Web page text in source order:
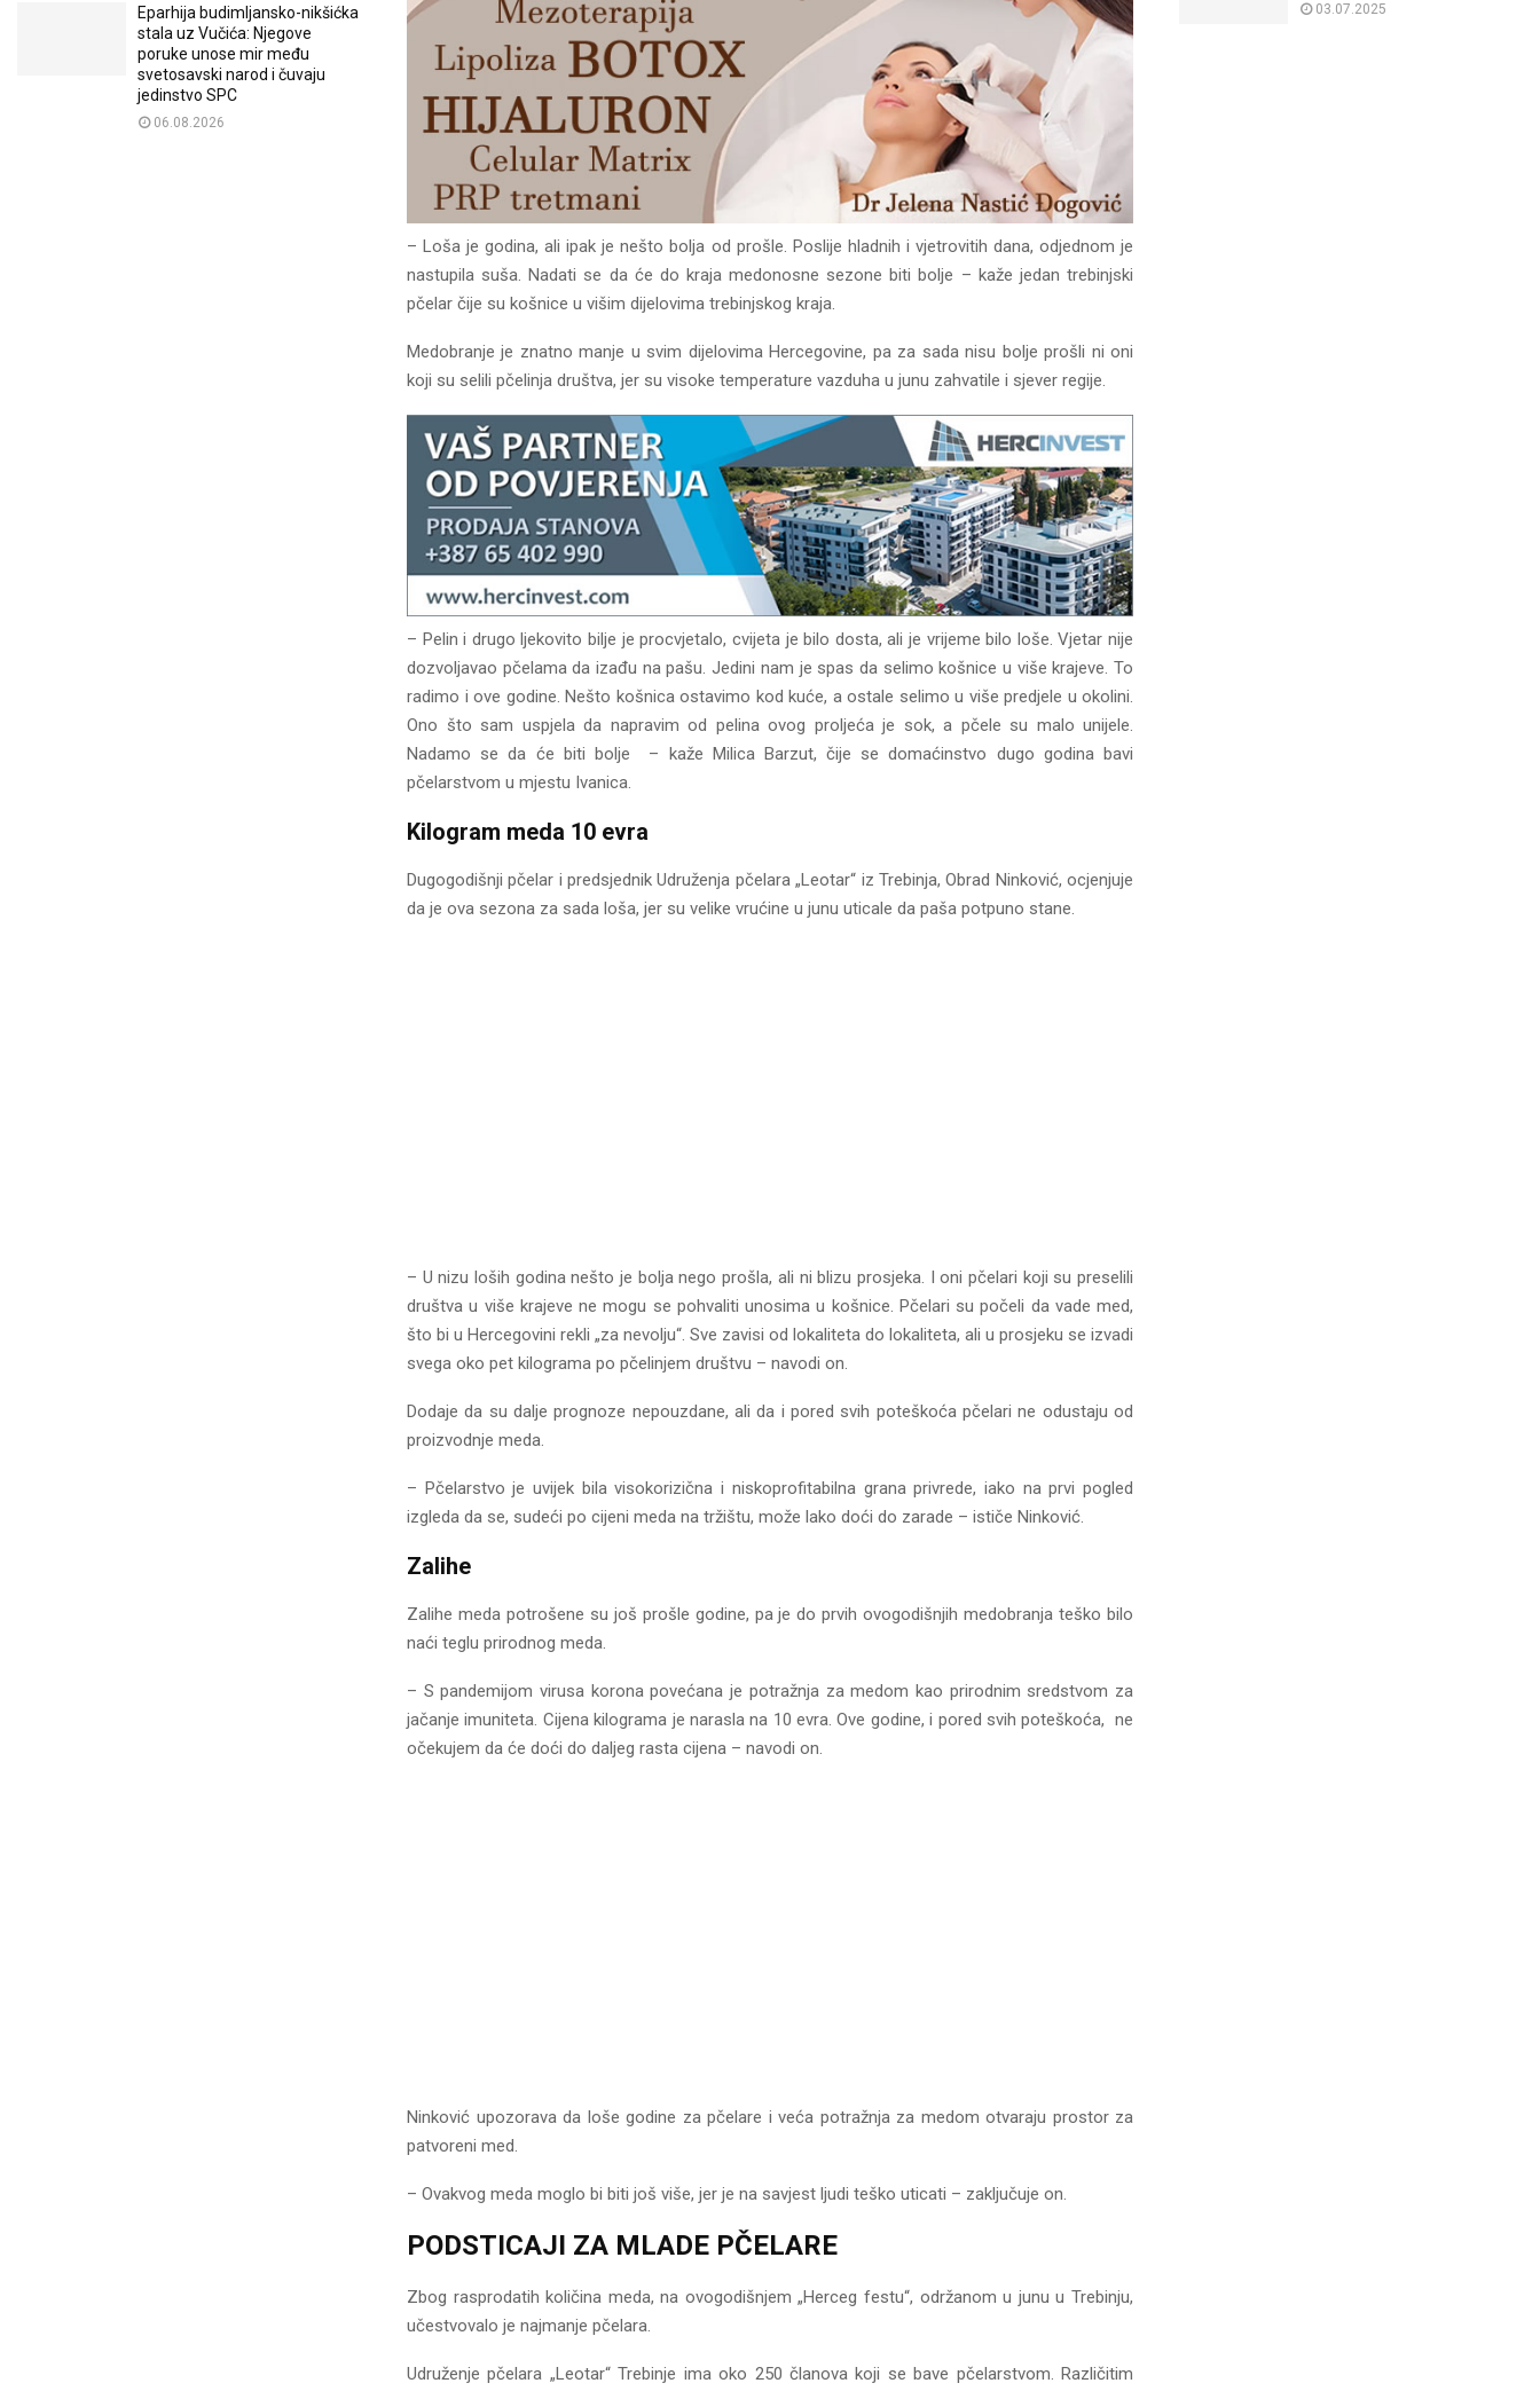
– Loša je godina, ali ipak je nešto bolja od prošle. Poslije hladnih i vjetrovitih dana, odjednom je
nastupila suša. Nadati se da će do kraja medonosne sezone biti bolje – kaže jedan trebinjski
pčelar čije su košnice u višim dijelovima trebinjskog kraja.
Medobranje je znatno manje u svim dijelovima Hercegovine, pa za sada nisu bolje prošli ni oni
koji su selili pčelinja društva, jer su visoke temperature vazduha u junu zahvatile i sjever regije.
– Pelin i drugo ljekovito bilje je procvjetalo, cvijeta je bilo dosta, ali je vrijeme bilo loše. Vjetar nije
dozvoljavao pčelama da izađu na pašu. Jedini nam je spas da selimo košnice u više krajeve. To
radimo i ove godine. Nešto košnica ostavimo kod kuće, a ostale selimo u više predjele u okolini.
Ono što sam uspjela da napravim od pelina ovog proljeća je sok, a pčele su malo unijele.
Nadamo se da će biti bolje – kaže Milica Barzut, čije se domaćinstvo dugo godina bavi
pčelarstvom u mjestu Ivanica.
Kilogram meda 10 evra
Dugogodišnji pčelar i predsjednik Udruženja pčelara „Leotar“ iz Trebinja, Obrad Ninković, ocjenjuje
da je ova sezona za sada loša, jer su velike vrućine u junu uticale da paša potpuno stane.
– U nizu loših godina nešto je bolja nego prošla, ali ni blizu prosjeka. I oni pčelari koji su preselili
društva u više krajeve ne mogu se pohvaliti unosima u košnice. Pčelari su počeli da vade med,
što bi u Hercegovini rekli „za nevolju“. Sve zavisi od lokaliteta do lokaliteta, ali u prosjeku se izvadi
svega oko pet kilograma po pčelinjem društvu – navodi on.
Dodaje da su dalje prognoze nepouzdane, ali da i pored svih poteškoća pčelari ne odustaju od
proizvodnje meda.
– Pčelarstvo je uvijek bila visokorizična i niskoprofitabilna grana privrede, iako na prvi pogled
izgleda da se, sudeći po cijeni meda na tržištu, može lako doći do zarade – ističe Ninković.
Zalihe
Zalihe meda potrošene su još prošle godine, pa je do prvih ovogodišnjih medobranja teško bilo
naći teglu prirodnog meda.
– S pandemijom virusa korona povećana je potražnja za medom kao prirodnim sredstvom za
jačanje imuniteta. Cijena kilograma je narasla na 10 evra. Ove godine, i pored svih poteškoća, ne
očekujem da će doći do daljeg rasta cijena – navodi on.
Ninković upozorava da loše godine za pčelare i veća potražnja za medom otvaraju prostor za
patvoreni med.
– Ovakvog meda moglo bi biti još više, jer je na savjest ljudi teško uticati – zaključuje on.
PODSTICAJI ZA MLADE PČELARE
Zbog rasprodatih količina meda, na ovogodišnjem „Herceg festu“, održanom u junu u Trebinju,
učestvovalo je najmanje pčelara.
Udruženje pčelara „Leotar“ Trebinje ima oko 250 članova koji se bave pčelarstvom. Različitim
Eparhija budimljansko-nikšićka
stala uz Vučića: Njegove
poruke unose mir među
svetosavski narod i čuvaju
jedinstvo SPC
06.08.2026
03.07.2025